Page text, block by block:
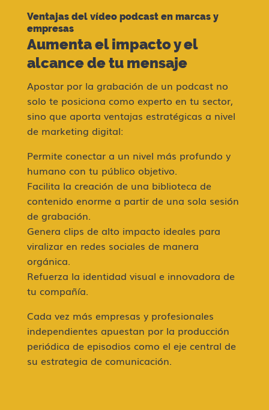
Ventajas del vídeo podcast en marcas y
empresas
Aumenta el impacto y el
alcance de tu mensaje
Apostar por la grabación de un podcast no
solo te posiciona como experto en tu sector,
sino que aporta ventajas estratégicas a nivel
de marketing digital:
Permite conectar a un nivel más profundo y
humano con tu público objetivo.
Facilita la creación de una biblioteca de
contenido enorme a partir de una sola sesión
de grabación.
Genera clips de alto impacto ideales para
viralizar en redes sociales de manera
orgánica.
Refuerza la identidad visual e innovadora de
tu compañía.
Cada vez más empresas y profesionales
independientes apuestan por la producción
periódica de episodios como el eje central de
su estrategia de comunicación.